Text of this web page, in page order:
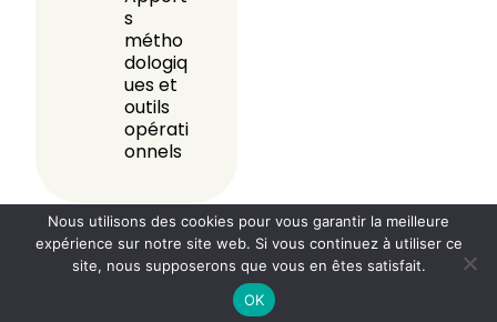
s
métho
dologiq
ues et
outils
opérati
onnels
Évalu
ation
Nous utilisons des cookies pour vous garantir la meilleure
expérience sur notre site web. Si vous continuez à utiliser ce
site, nous supposerons que vous en êtes satisfait.
OK